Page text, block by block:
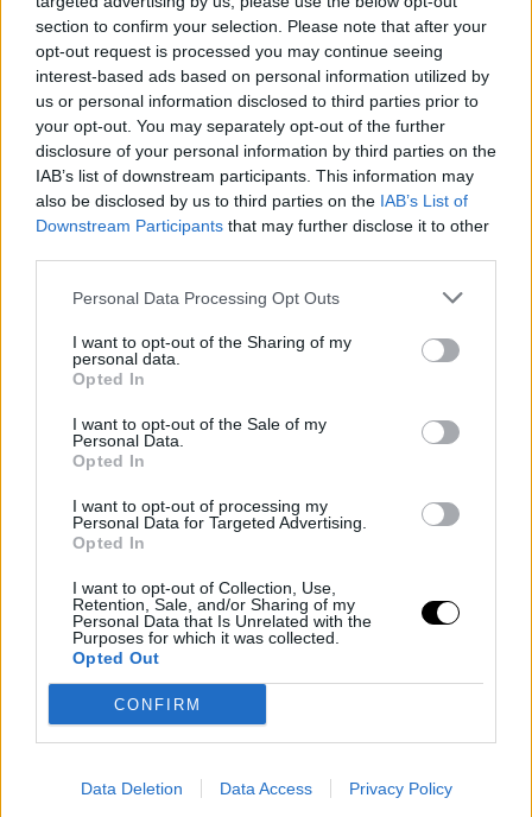
section to confirm your selection. Please note that after your
opt-out request is processed you may continue seeing
interest-based ads based on personal information utilized by
us or personal information disclosed to third parties prior to
your opt-out. You may separately opt-out of the further
disclosure of your personal information by third parties on the
IAB’s list of downstream participants. This information may
also be disclosed by us to third parties on the IAB’s List of
Downstream Participants that may further disclose it to other
Personal Data Processing Opt Outs
I want to opt-out of the Sharing of my
personal data.
Opted In
I want to opt-out of the Sale of my
Personal Data.
Opted In
I want to opt-out of processing my
Personal Data for Targeted Advertising.
Opted In
I want to opt-out of Collection, Use,
Retention, Sale, and/or Sharing of my
Personal Data that Is Unrelated with the
Purposes for which it was collected.
Opted Out
CONFIRM
Data Deletion Data Access Privacy Policy
En aquella ocasión,TAU Cerámica y Estudiantes
fueron eliminados en cuartos de final a manos de
Pamesa Valencia, posterior campeón, y TDK Manresa
Curiosamente, en aquella edición también sería
derrotado en la primera eliminatoria el Real Madrid,
tercer cabeza de serie, ante el Fórum Valladolid.
Desde entonces y hasta el día de ayer, no solo no se
habían cedido en cuartos de final dos primeros cabezas
de serie, con el
en 2013, como dudosos protagonistas.